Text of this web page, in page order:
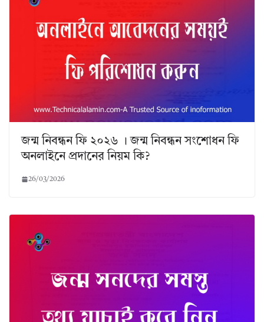
জন্ম নিবন্ধন ফি ২০২৬ । জন্ম নিবন্ধন সংশোধন ফি
অনলাইনে প্রদানের নিয়ম কি?
26/03/2026